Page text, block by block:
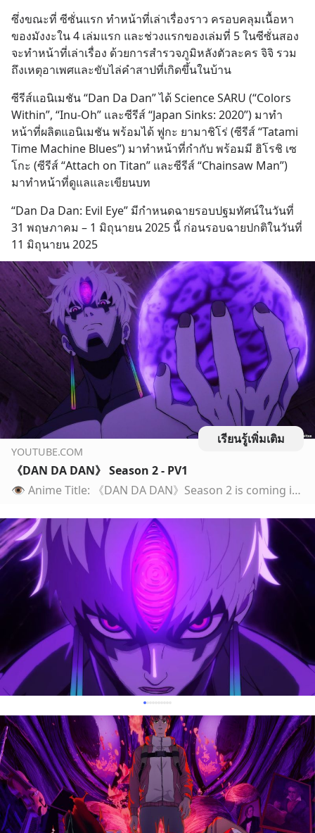
ซึ่งขณะที่ ซีซั่นแรก ทำหน้าที่เล่าเรื่องราว ครอบคลุมเนื้อหา
ของมังงะใน 4 เล่มแรก และช่วงแรกของเล่มที่ 5 ในซีซั่นสอง
จะทำหน้าที่เล่าเรื่อง ด้วยการสำรวจภูมิหลังตัวละคร จิจิ รวม
ถึงเหตุอาเพศและขับไล่คำสาปที่เกิดขึ้นในบ้าน
ซีรีส์แอนิเมชัน “Dan Da Dan” ได้ Science SARU (“Colors
Within”, “Inu-Oh” และซีรีส์ “Japan Sinks: 2020”) มาทำ
หน้าที่ผลิตแอนิเมชัน พร้อมได้ ฟูกะ ยามาชิโร่ (ซีรีส์ “Tatami
Time Machine Blues”) มาทำหน้าที่กำกับ พร้อมมี ฮิโรชิ เซ
โกะ (ซีรีส์ “Attach on Titan” และซีรีส์ “Chainsaw Man”)
มาทำหน้าที่ดูแลและเขียนบท
“Dan Da Dan: Evil Eye” มีกำหนดฉายรอบปฐมทัศน์ในวันที่
31 พฤษภาคม – 1 มิถุนายน 2025 นี้ ก่อนรอบฉายปกติในวันที่
11 มิถุนายน 2025
เรียนรู้เพิ่มเติม
YOUTUBE.COM
《DAN DA DAN》 Season 2 - PV1
👁️ Anime Title: 《DAN DA DAN》Season 2 is coming in July 2025! More information will be announced soon!Stay tuned!————————————————————👻 Worldwide screening f…